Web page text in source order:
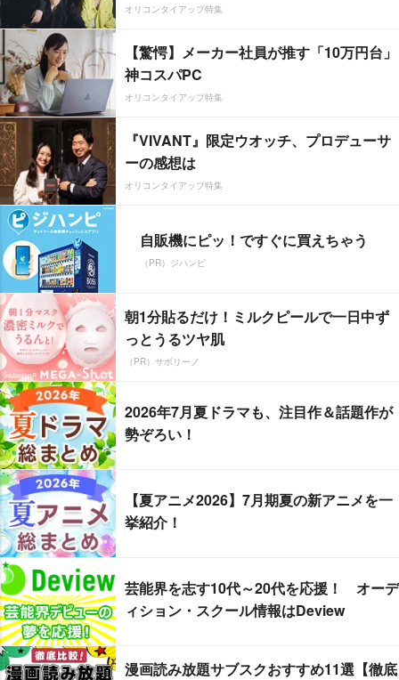
オリコンタイアップ特集
【驚愕】メーカー社員が推す「10万円台」
神コスパPC
オリコンタイアップ特集
『VIVANT』限定ウオッチ、プロデューサ
ーの感想は
オリコンタイアップ特集
自販機にピッ！ですぐに買えちゃう
（PR）ジハンピ
朝1分貼るだけ！ミルクピールで一日中ず
っとうるツヤ肌
（PR）サボリーノ
2026年7月夏ドラマも、注目作＆話題作が
勢ぞろい！
【夏アニメ2026】7月期夏の新アニメを一
挙紹介！
芸能界を志す10代～20代を応援！ オーデ
ィション・スクール情報はDeview
漫画読み放題サブスクおすすめ11選【徹底